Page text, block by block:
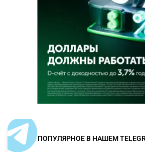
ПОПУЛЯРНОЕ В НАШЕМ